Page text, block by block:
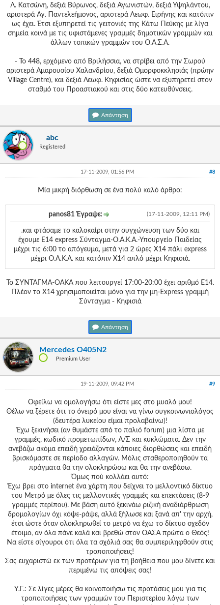
Λ. Κατσώνη, δεξιά Βύρωνος, δεξιά Αγωνιστών, δεξιά Υψηλάντου,
αριστερά Αγ. Παντελεήμονος, αριστερά Λεωφ. Ειρήνης και κατόπιν
ως έχει. Έτσι εξυπηρετεί τις γειτονιές της Κάτω Πεύκης με λίγα
σημεία κοινά με τις υφιστάμενες γραμμές δημοτικών γραμμών και
άλλων τοπικών γραμμών του Ο.Α.Σ.Α.
- Το 448, ερχόμενο από Βριλήσσια, να στρίβει από την Σωρού
αριστερά Αμαρουσίου Χαλανδρίου, δεξιά Ομορφοκκλησιάς (πρώην
Village Centre), και δεξιά Λεωφ. Κηφισίας ώστε να εξυπηρετεί στον
σταθμό του Προαστιακού και στις δύο κατευθύνσεις.
Απάντηση
abc
Registered
#8
17-11-2009, 01:56 PM
Μία μικρή διόρθωση σε ένα πολύ καλό άρθρο:
(17-11-2009, 12:11 PM)
panos81 Έγραψε:
.και φτάσαμε το καλοκαίρι στην συγχώνευση των δύο και
έχουμε Ε14 express Σύνταγμα-Ο.Α.Κ.Α.-Υπουργείο Παιδείας
μέχρι τις 6:00 το απόγευμα, μετά για 2 ώρες Χ14 πάλι express
μέχρι Ο.Α.Κ.Α. και κατόπιν Χ14 απλό μέχρι Κηφισιά.
Το ΣΥΝΤΑΓΜΑ-ΟΑΚΑ που λειτουργεί 17:00-20:00 έχει αριθμό Ε14.
Πλέον το Χ14 χρησιμοποιείται μόνο για την μη-Express γραμμή
Σύνταγμα - Κηφισιά
Απάντηση
Mercedes O405N2
Premium User
#9
19-11-2009, 09:42 PM
Οφείλω να ομολογήσω ότι είστε μες στο μυαλό μου!
Θέλω να ξέρετε ότι το όνειρό μου είναι να γίνω συγκοινωνιολόγος
(δευτέρα λυκείου είμαι προλαβαίνω)!
Έχω ξεκινήσει (αν θυμάστε από το παλιό forum) μια λίστα με
γραμμές, κωδικό προμετωπίδων, Α/Σ και κυκλώματα. Δεν την
ανεβάζω ακόμα επειδή χρειάζονται κάποιες διορθώσεις και επειδή
βρισκόμαστε σε περίοδο αλλαγών. Μόλις σταθεροποιηθούν τα
πράγματα θα την ολοκληρώσω και θα την ανεβάσω.
Όμως πού κολλάει αυτό:
Έχω βρει στο internet ένα χάρτη που δείχνει το μελλοντικό δίκτυο
του Μετρό με όλες τις μελλοντικές γραμμές και επεκτάσεις (8-9
γραμμές περίπου). Με βάση αυτό ξεκινάω ριζική αναδιάρθρωση
δρομολογίων όχι κόψε-ράψε, αλλά ξήλωσε και ξανά απ' την αρχή,
έτσι ώστε όταν ολοκληρωθεί το μετρό να έχω το δίκτυο σχεδόν
έτοιμο, αν όλα πάνε καλά και βρεθώ στον ΟΑΣΑ πρώτα ο Θεός!
Να είστε σίγουροι ότι όλα τα σχόλιά σας θα συμπεριληφθούν στις
τροποποιήσεις!
Σας ευχαριστώ εκ των προτέρων για τη βοήθεια που μου δίνετε και
περιμένω τις απόψεις σας!
Υ.Γ.: Σε λίγες μέρες θα κοινοποιήσω τις προτάσεις μου για τις
τροποποιήσεις των γραμμών του Περιστερίου λόγω των